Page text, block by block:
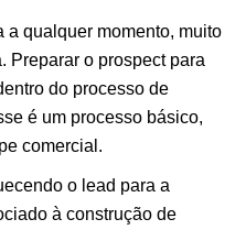
a qualquer momento, muito
Preparar o prospect para
do processo de
é um processo básico,
comercial.
o lead para a
à construção de